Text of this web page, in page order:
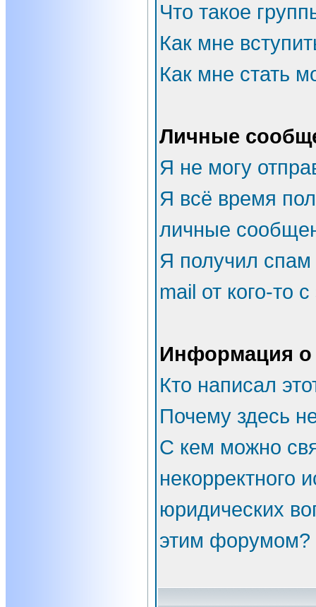
Что такое
Как мне
Как мне стать
Личные
Я не могу
Я всё время
личные
Я получил
mail от кого-то
Информация о
Кто написал
Почему здесь
С кем можно
некорректного
юридических
этим форумом?